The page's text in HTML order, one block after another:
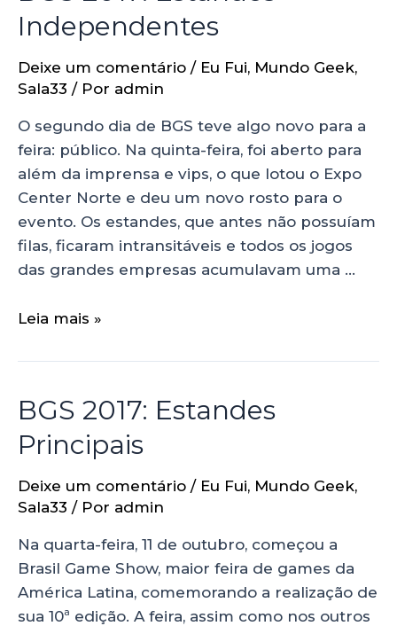
Independentes
Deixe um comentário / Eu Fui, Mundo Geek,
Sala33 / Por admin
O segundo dia de BGS teve algo novo para a
feira: público. Na quinta-feira, foi aberto para
além da imprensa e vips, o que lotou o Expo
Center Norte e deu um novo rosto para o
evento. Os estandes, que antes não possuíam
filas, ficaram intransitáveis e todos os jogos
das grandes empresas acumulavam uma …
Leia mais »
BGS 2017: Estandes
Principais
Deixe um comentário / Eu Fui, Mundo Geek,
Sala33 / Por admin
Na quarta-feira, 11 de outubro, começou a
Brasil Game Show, maior feira de games da
América Latina, comemorando a realização de
sua 10ª edição. A feira, assim como nos outros